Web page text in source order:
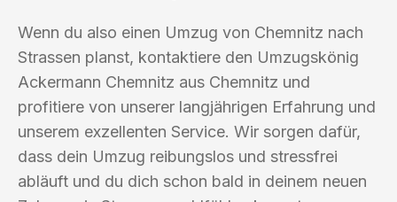
Wenn du also einen Umzug von Chemnitz nach
Strassen planst, kontaktiere den Umzugskönig
Ackermann Chemnitz aus Chemnitz und
profitiere von unserer langjährigen Erfahrung und
unserem exzellenten Service. Wir sorgen dafür,
dass dein Umzug reibungslos und stressfrei
abläuft und du dich schon bald in deinem neuen